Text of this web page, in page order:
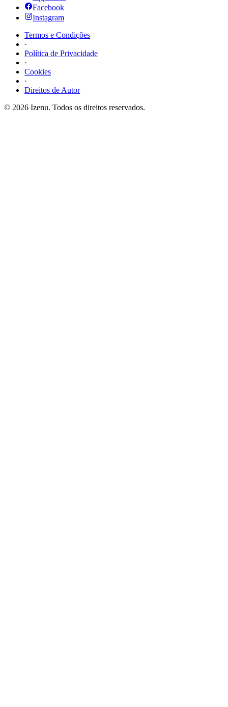
Facebook
Instagram
Termos e Condições
·
Política de Privacidade
·
Cookies
·
Direitos de Autor
© 2026 Izenu. Todos os direitos reservados.